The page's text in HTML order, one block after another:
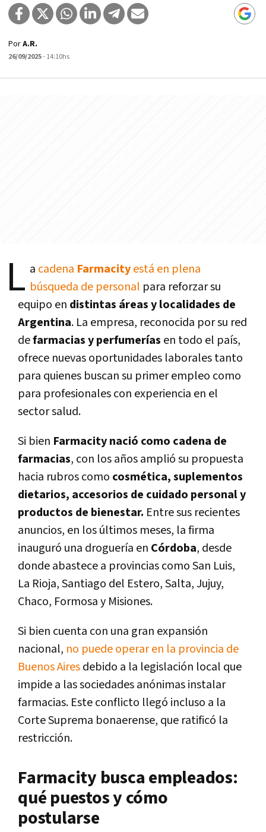
PorA.R.
26/09/2025- 14:10hs
L a cadena Farmacityestá en plena
búsqueda de personal para reforzar su
equipo en distintas áreas y localidades de
Argentina. La empresa, reconocida por su red
defarmacias y perfumerías en todo el país,
ofrece nuevas oportunidades laborales tanto
para quienes buscan su primer empleo como
para profesionales con experiencia en el
sector salud.
Si bien Farmacity nació como cadena de
farmacias, con los años amplió su propuesta
hacia rubros como cosmética, suplementos
dietarios, accesorios de cuidado personal y
productos de bienestar. Entre sus recientes
anuncios, en los últimos meses, la firma
inauguró una droguería en Córdoba, desde
donde abastece a provincias como San Luis,
La Rioja, Santiago del Estero, Salta, Jujuy,
Chaco, Formosa y Misiones.
Si bien cuenta con una gran expansión
nacional, no puede operar en la provincia de
Buenos Airesdebido a la legislación local que
impide a las sociedades anónimas instalar
farmacias. Este conflicto llegó incluso a la
Corte Suprema bonaerense, que ratificó la
restricción.
Farmacity busca empleados:
qué puestos y cómo
postularse